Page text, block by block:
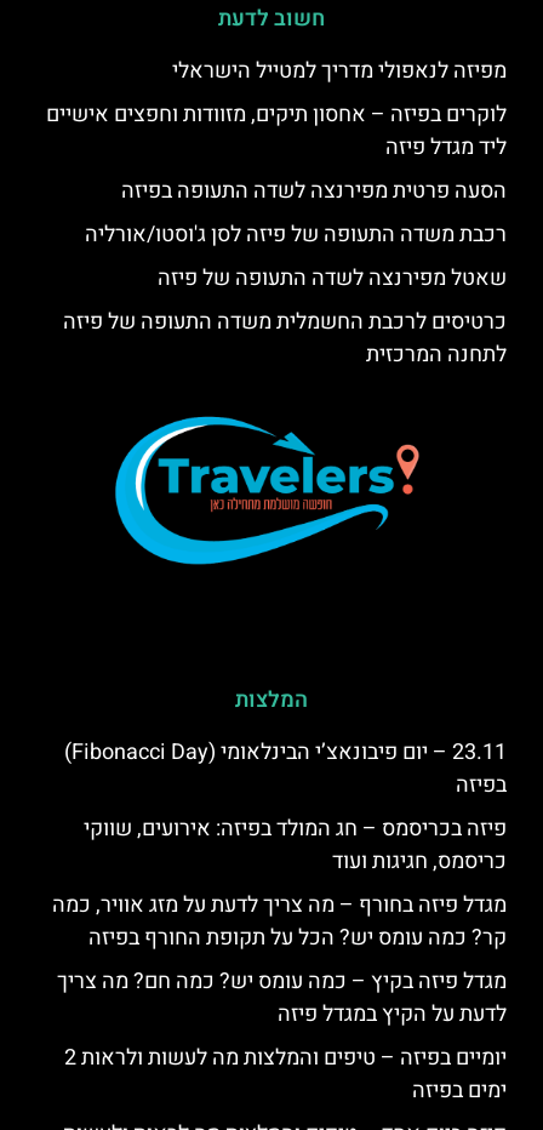
חשוב לדעת
מפיזה לנאפולי מדריך למטייל הישראלי
לוקרים בפיזה – אחסון תיקים, מזוודות וחפצים אישיים
ליד מגדל פיזה
הסעה פרטית מפירנצה לשדה התעופה בפיזה
רכבת משדה התעופה של פיזה לסן ג'וסטו/אורליה
שאטל מפירנצה לשדה התעופה של פיזה
כרטיסים לרכבת החשמלית משדה התעופה של פיזה
לתחנה המרכזית
המלצות
23.11 – יום פיבונאצ’י הבינלאומי (Fibonacci Day)
בפיזה
פיזה בכריסמס – חג המולד בפיזה: אירועים, שווקי
כריסמס, חגיגות ועוד
מגדל פיזה בחורף – מה צריך לדעת על מזג אוויר, כמה
קר? כמה עומס יש? הכל על תקופת החורף בפיזה
מגדל פיזה בקיץ – כמה עומס יש? כמה חם? מה צריך
לדעת על הקיץ במגדל פיזה
יומיים בפיזה – טיפים והמלצות מה לעשות ולראות 2
ימים בפיזה